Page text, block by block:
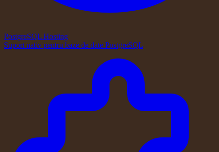
PostgreSQL Hosting
Suport nativ pentru baze de date PostgreSQL